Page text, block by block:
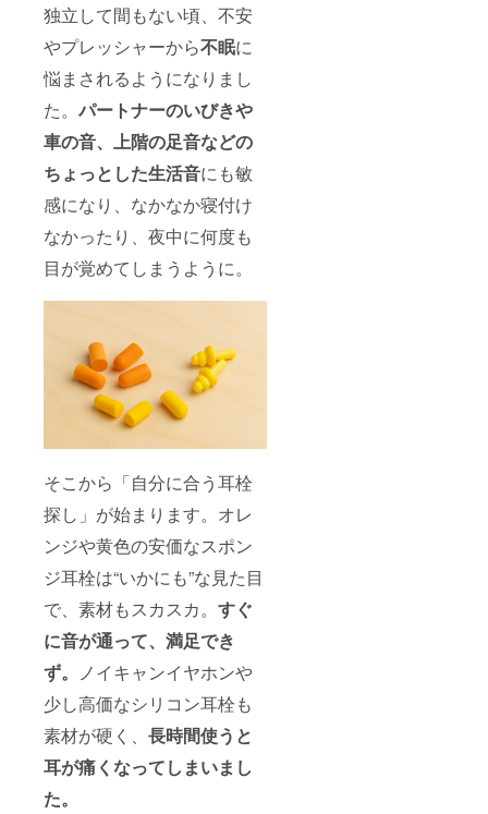
独立して間もない頃、不安
やプレッシャーから不眠に
悩まされるようになりまし
た。 パートナーのいびきや
車の音、上階の足音などの
ちょっとした生活音にも敏
感になり、なかなか寝付け
なかったり、夜中に何度も
目が覚めてしまうように。
そこから「自分に合う耳栓
探し」が始まります。オレ
ンジや黄色の安価なスポン
ジ耳栓は“いかにも”な見た目
で、素材もスカスカ。 すぐ
に音が通って、満足でき
ず。 ノイキャンイヤホンや
少し高価なシリコン耳栓も
素材が硬く、 長時間使うと
耳が痛くなってしまいまし
た。